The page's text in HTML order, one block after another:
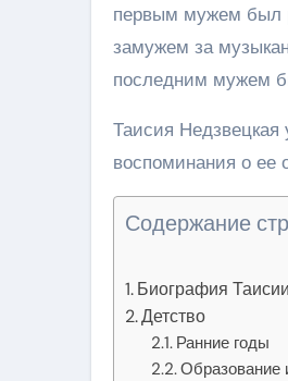
первым мужем был
замужем за
последним мужем
Таисия
воспоминания о ее
Содержание
Биография
Детство
Ранние годы
Образование